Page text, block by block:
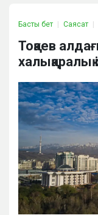
Басты бет Саясат
Тоқаев